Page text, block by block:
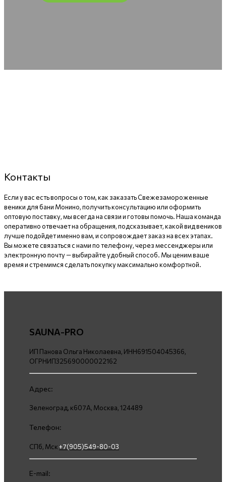
Контакты
Если у вас есть вопросы о том, как заказать Свежезамороженные
веники для бани Монино, получить консультацию или оформить
оптовую поставку, мы всегда на связи и готовы помочь. Наша команда
оперативно отвечает на обращения, подсказывает, какой вид веников
лучше подойдет именно вам, и сопровождает заказ на всех этапах.
Вы можете связаться с нами по телефону, через мессенджеры или
электронную почту — выбирайте удобный способ. Мы ценим ваше
время и стремимся сделать покупку максимально комфортной.
SAUNA-PRO
ИП Панова Ольга Николаевна, ИНН691504045366,
ОГРНИП325690000022162
Адрес:
Зеленоград, к607А, Москва, 124489
Телефон:
СПб, Мск+7(905)549-80-03
E-mail: